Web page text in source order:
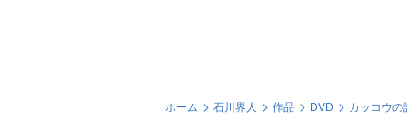
ホーム 石川界人 作品 DVD カッコウ